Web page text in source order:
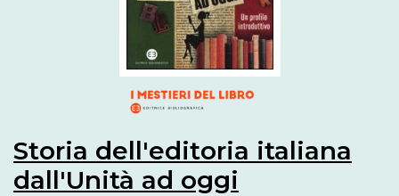
Storia dell'editoria italiana
dall'Unità ad oggi